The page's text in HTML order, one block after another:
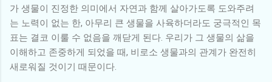
가 생물이 진정한 의미에서 자연과 함께 살아가도록 도와주려
는 노력이 없는 한, 아무리 큰 생물을 사육하더라도 궁극적인 목
표는 결코 이룰 수 없음을 깨닫게 된다. 우리가 그 생물의 삶을
이해하고 존중하게 되었을 때, 비로소 생물과의 관계가 완전히
새로워질 것이기 때문이다.